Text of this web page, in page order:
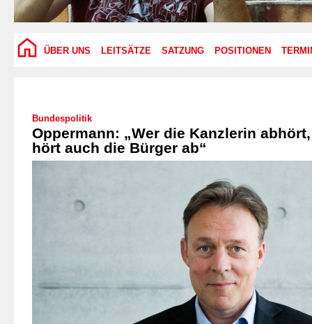
ÜBER UNS LEITSÄTZE SATZUNG POSITIONEN
Bundespolitik
Oppermann: „Wer die Kanzlerin
hört auch die Bürger ab“